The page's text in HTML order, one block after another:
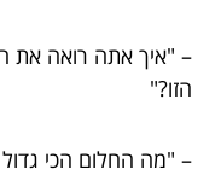
– "איך אתה רואה
הזו?"
– "מה החלום הכי